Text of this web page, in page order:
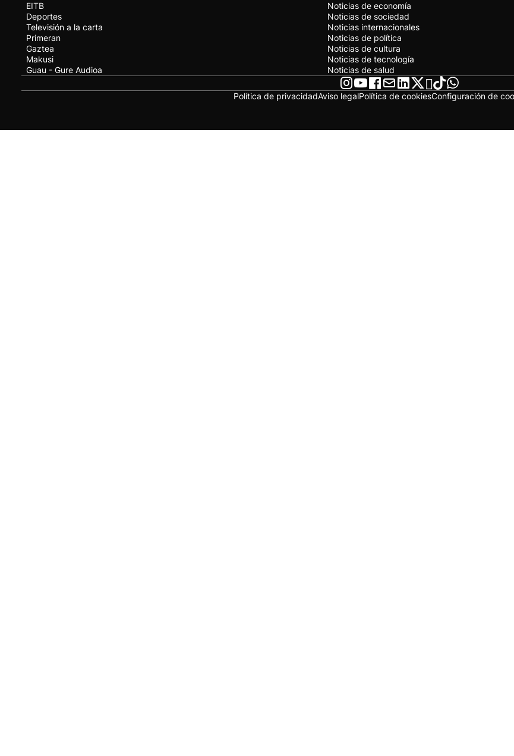
EITB
Deportes
Televisión a la carta
Primeran
Gaztea
Makusi
Guau - Gure Audioa
Noticias de economía
Noticias de sociedad
Noticias internacionales
Noticias de política
Noticias de cultura
Noticias de tecnología
Noticias de salud
Política de privacidadAviso legalPolítica de cookiesConfiguración de